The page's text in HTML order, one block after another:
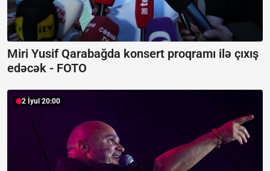
Miri Yusif Qarabağda konsert proqramı ilə çıxış
edəcək - FOTO
2 İyul 20:00